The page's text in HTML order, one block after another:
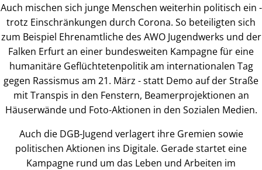
Auch mischen sich junge Menschen weiterhin politisch ein -
trotz Einschränkungen durch Corona. So beteiligten sich
zum Beispiel Ehrenamtliche des AWO Jugendwerks und der
Falken Erfurt an einer bundesweiten Kampagne für eine
humanitäre Geflüchtetenpolitik am internationalen Tag
gegen Rassismus am 21. März - statt Demo auf der Straße
mit Transpis in den Fenstern, Beamerprojektionen an
Häuserwände und Foto-Aktionen in den Sozialen Medien.
Auch die DGB-Jugend verlagert ihre Gremien sowie
politischen Aktionen ins Digitale. Gerade startet eine
Kampagne rund um das Leben und Arbeiten im